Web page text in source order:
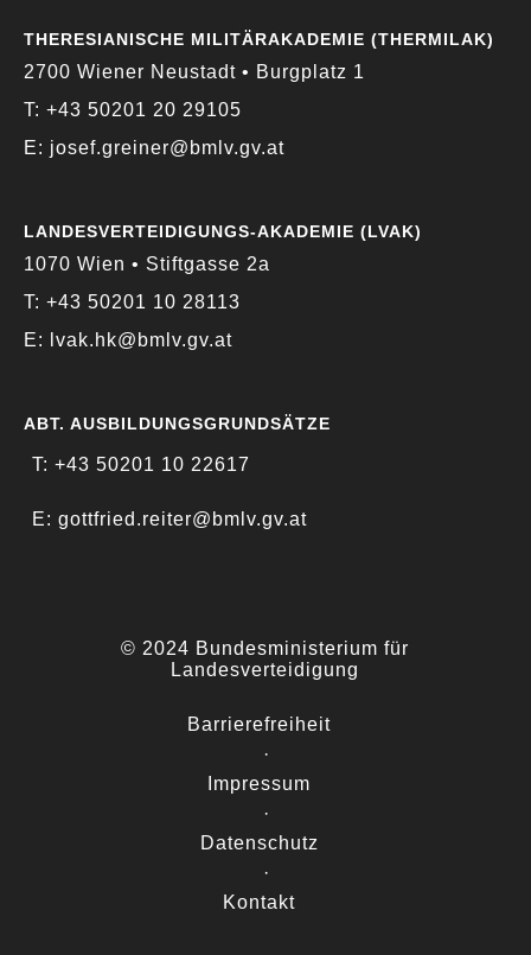
THERESIANISCHE MILITÄRAKADEMIE (THERMILAK)
2700 Wiener Neustadt • Burgplatz 1
T: +43 50201 20 29105
E: josef.greiner@bmlv.gv.at
LANDESVERTEIDIGUNGS-AKADEMIE (LVAK)
1070 Wien • Stiftgasse 2a
T: +43 50201 10 28113
E: lvak.hk@bmlv.gv.at
ABT. AUSBILDUNGSGRUNDSÄTZE
T: +43 50201 10 22617
E: gottfried.reiter@bmlv.gv.at
© 2024 Bundesministerium für
Landesverteidigung
Barrierefreiheit
·
Impressum
·
Datenschutz
·
Kontakt